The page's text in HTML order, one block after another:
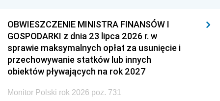
OBWIESZCZENIE MINISTRA FINANSÓW I
GOSPODARKI z dnia 23 lipca 2026 r. w
sprawie maksymalnych opłat za usunięcie i
przechowywanie statków lub innych
obiektów pływających na rok 2027
Monitor Polski rok 2026 poz. 731